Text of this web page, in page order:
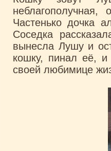
неблагополучная,
Частенько дочка
Соседка
вынесла Лушу и
кошку, пинал её, и
своей любимице